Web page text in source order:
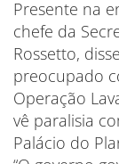
Presente na
chefe da
Rossetto,
preocupado
Operação
vê paralisia
Palácio do